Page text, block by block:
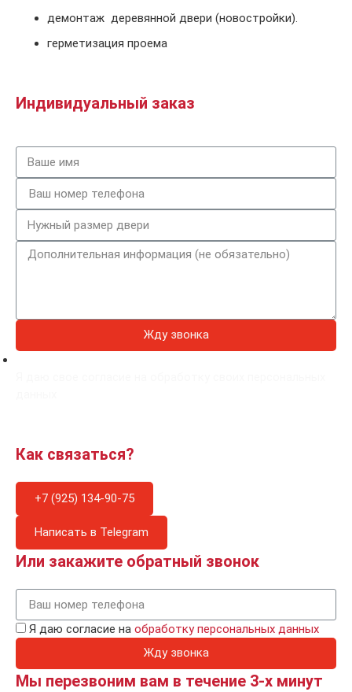
демонтаж деревянной двери (новостройки).
герметизация проема
Индивидуальный заказ
Жду звонка
Как связаться?
+7 (925) 134-90-75
Написать в Telegram
Или закажите обратный звонок
Я даю согласие на обработку персональных данных
Жду звонка
Мы перезвоним вам в течение 3-х минут